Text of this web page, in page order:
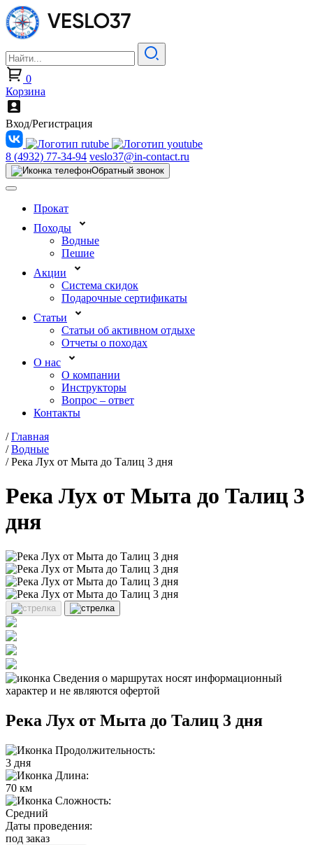
0
Корзина
Вход/Регистрация
8 (4932) 77-34-94 veslo37@in-contact.ru
Обратный звонок
Прокат
Походы
Водные
Пешие
Акции
Система скидок
Подарочные сертификаты
Статьи
Статьи об активном отдыхе
Отчеты о походах
О нас
О компании
Инструкторы
Вопрос – ответ
Контакты
/Главная
/Водные
/Река Лух от Мыта до Талиц 3 дня
Река Лух от Мыта до Талиц 3
дня
Сведения о маршрутах носят информационный
характер и не являются офертой
Река Лух от Мыта до Талиц 3 дня
Продолжительность:
3 дня
Длина:
70 км
Сложность:
Средний
Даты проведения:
под заказ